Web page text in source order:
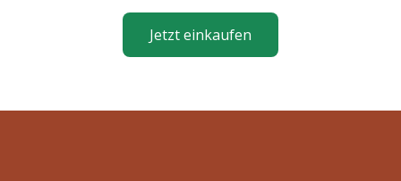
Jetzt einkaufen